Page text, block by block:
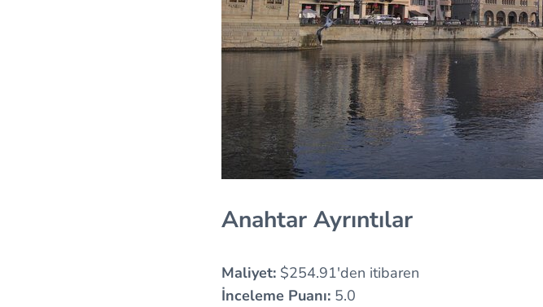
Anahtar Ayrıntılar
Maliyet: $254.91'den itibaren
İnceleme Puanı: 5.0